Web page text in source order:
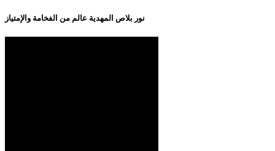
نور بلاص المهدية عالم من الفخامة والإمتياز